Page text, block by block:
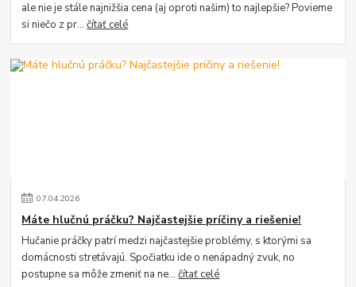
ale nie je stále najnižšia cena (aj oproti našim) to najlepšie? Povieme
si niečo z pr...čítať celé
07.04.2026
Máte hlučnú práčku? Najčastejšie príčiny a riešenie!
Hučanie práčky patrí medzi najčastejšie problémy, s ktorými sa
domácnosti stretávajú. Spočiatku ide o nenápadný zvuk, no
postupne sa môže zmeniť na ne...čítať celé